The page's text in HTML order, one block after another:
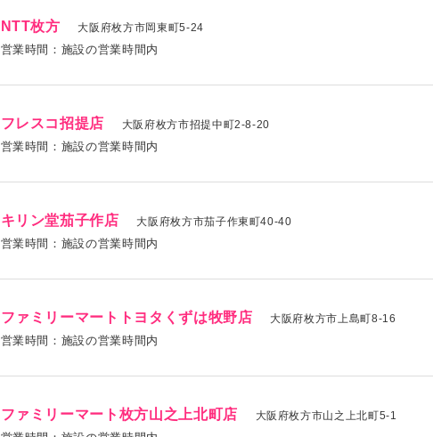
NTT枚方 大阪府枚方市岡東町5-24
営業時間：施設の営業時間内
フレスコ招提店 大阪府枚方市招提中町2-8-20
営業時間：施設の営業時間内
キリン堂茄子作店 大阪府枚方市茄子作東町40-40
営業時間：施設の営業時間内
ファミリーマートトヨタくずは牧野店 大阪府枚方市上島町8-16
営業時間：施設の営業時間内
ファミリーマート枚方山之上北町店 大阪府枚方市山之上北町5-1